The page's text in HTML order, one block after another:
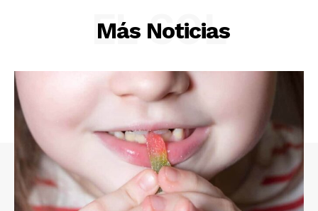
Más Noticias
EL SOL